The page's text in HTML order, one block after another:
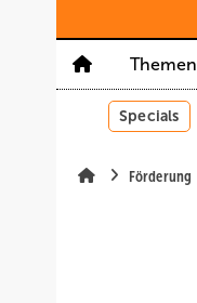
Themen
Specials
Förderung